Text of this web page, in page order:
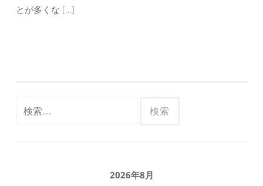
とが多くな […]
2026年8月